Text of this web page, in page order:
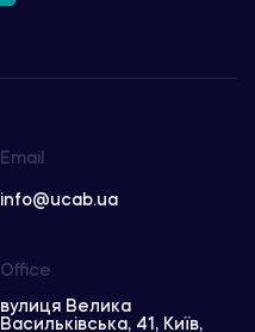
Email
info@ucab.ua
Office
вулиця Велика
Васильківська, 41, Київ,